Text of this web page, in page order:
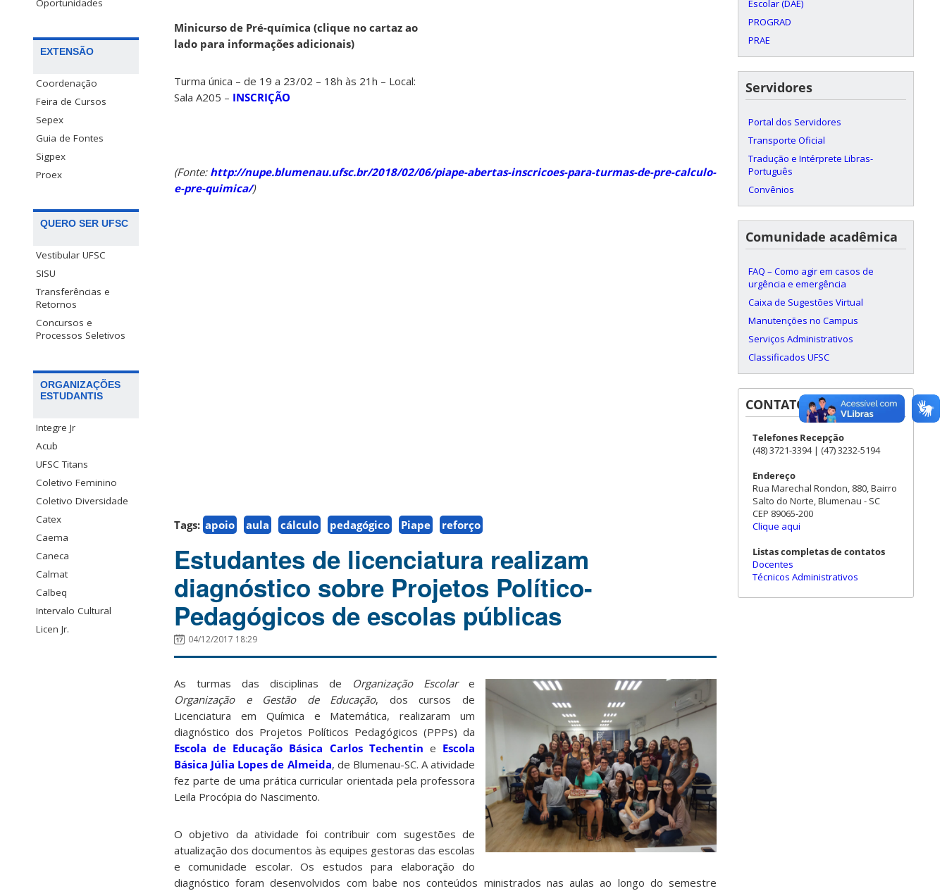
Oportunidades
EXTENSÃO
Coordenação
Feira de Cursos
Sepex
Guia de Fontes
Sigpex
Proex
QUERO SER UFSC
Vestibular UFSC
SISU
Transferências e
Retornos
Concursos e
Processos Seletivos
ORGANIZAÇÕES
ESTUDANTIS
Integre Jr
Acub
UFSC Titans
Coletivo Feminino
Coletivo Diversidade
Catex
Caema
Caneca
Calmat
Calbeq
Intervalo Cultural
Licen Jr.
Minicurso de Pré-química (clique no cartaz ao
lado para informações adicionais)
Turma única – de 19 a 23/02 – 18h às 21h – Local:
Sala A205 – INSCRIÇÃO
(Fonte: http://nupe.blumenau.ufsc.br/2018/02/06/piape-abertas-inscricoes-para-turmas-de-pre-calculo-
e-pre-quimica/)
Tags: apoio aula cálculo pedagógico Piape reforço
Estudantes de licenciatura realizam
diagnóstico sobre Projetos Político-
Pedagógicos de escolas públicas
04/12/2017 18:29
As turmas das disciplinas de Organização Escolare
Organização e Gestão de Educação, dos cursos de
Licenciatura em Química e Matemática, realizaram um
diagnóstico dos Projetos Políticos Pedagógicos (PPPs) da
Escola de Educação Básica Carlos Techentin e Escola
Básica Júlia Lopes de Almeida, de Blumenau-SC. A atividade
fez parte de uma prática curricular orientada pela professora
Leila Procópia do Nascimento.
O objetivo da atividade foi contribuir com sugestões de
atualização dos documentos às equipes gestoras das escolas
e comunidade escolar. Os estudos para elaboração do
diagnóstico foram desenvolvidos com babe nos conteúdos ministrados nas aulas ao longo do semestre
Escolar (DAE)
PROGRAD
PRAE
Servidores
Portal dos Servidores
Transporte Oficial
Tradução e Intérprete Libras-
Português
Convênios
Comunidade acadêmica
FAQ – Como agir em casos de
urgência e emergência
Caixa de Sugestões Virtual
Manutenções no Campus
Serviços Administrativos
Classificados UFSC
CONTATOS
Telefones Recepção
(48) 3721-3394 | (47) 3232-5194
Endereço
Rua Marechal Rondon, 880, Bairro
Salto do Norte, Blumenau - SC
CEP 89065-200
Clique aqui
Listas completas de contatos
Docentes
Técnicos Administrativos